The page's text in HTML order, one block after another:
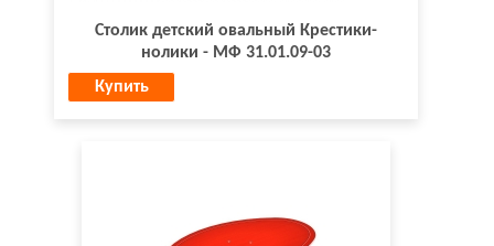
Столик детский овальный Крестики-
нолики - МФ 31.01.09-03
Купить